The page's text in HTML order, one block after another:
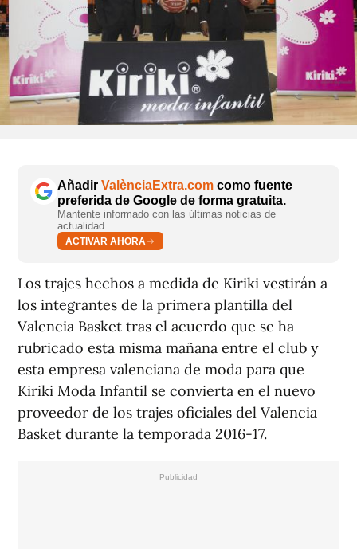
Añadir ValènciaExtra.com como fuente
preferida de Google de forma gratuita.
Mantente informado con las últimas noticias de
actualidad.
ACTIVAR AHORA
Los trajes hechos a medida de Kiriki vestirán a
los integrantes de la primera plantilla del
Valencia Basket tras el acuerdo que se ha
rubricado esta misma mañana entre el club y
esta empresa valenciana de moda para que
Kiriki Moda Infantil se convierta en el nuevo
proveedor de los trajes oficiales del Valencia
Basket durante la temporada 2016-17.